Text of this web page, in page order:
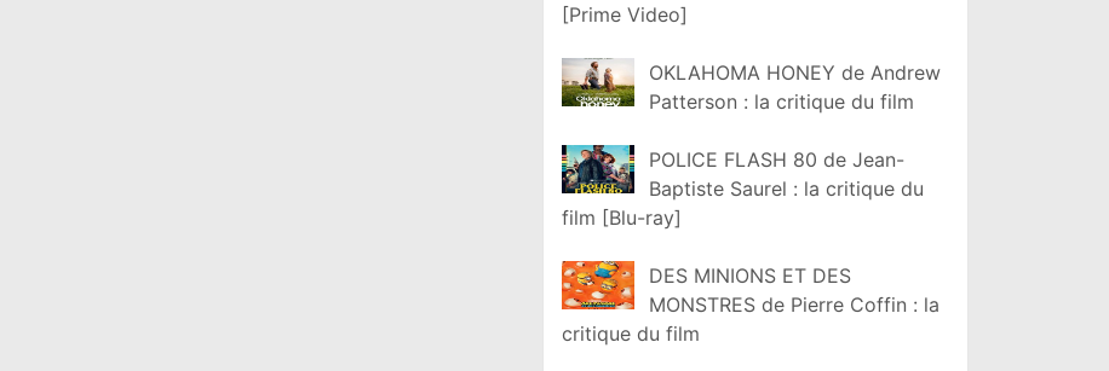
[Prime Video]
OKLAHOMA HONEY de Andrew
Patterson : la critique du film
POLICE FLASH 80 de Jean-
Baptiste Saurel : la critique du
film [Blu-ray]
DES MINIONS ET DES
MONSTRES de Pierre Coffin : la
critique du film